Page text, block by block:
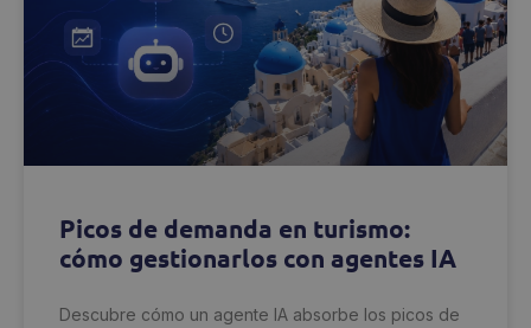
Picos de demanda en turismo:
cómo gestionarlos con agentes IA
Descubre cómo un agente IA absorbe los picos de